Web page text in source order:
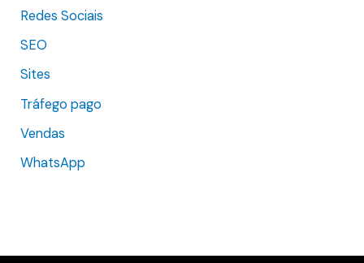
Redes Sociais
SEO
Sites
Tráfego pago
Vendas
WhatsApp